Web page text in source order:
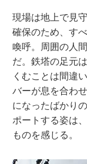
現場は地上で見
確保のため、す
喚呼。周囲の人
だ。鉄塔の足元
くむことは間違
バーが息を合わ
になったばかり
ポートする姿は
ものを感じる。